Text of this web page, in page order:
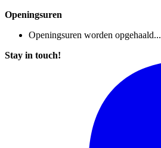
Openingsuren
Openingsuren worden opgehaald...
Stay in touch!